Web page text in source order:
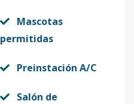
Mascotas
permitidas
Preinstación A/C
Salón de